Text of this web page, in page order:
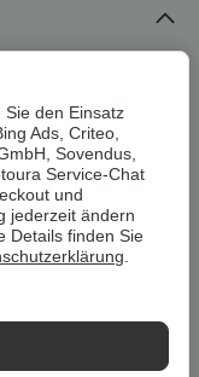
versenden wir Ihre
.
Zonen
mit
und
7-Zonen-Matratze
Wellenschnitt und
Sie den Einsatz
Ads, Criteo,
Sovendus,
Service-Chat
und
jederzeit ändern
Details finden Sie
.